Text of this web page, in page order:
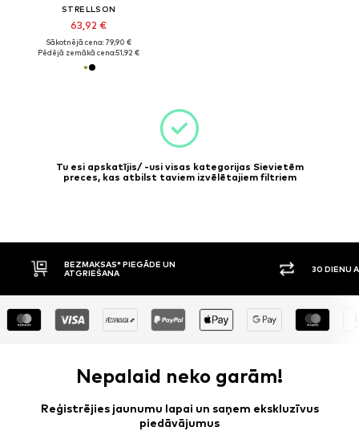
STRELLSON
63,92 €
Sākotnējā cena: 79,90 €
Pēdējā zemākā cena:51,92 €
Tu esi apskatījis/ -usi visas kategorijas Sievietēm
preces, kas atbilst taviem izvēlētajiem filtriem
BEZMAKSAS* PIEGĀDE UN
ATGRIEŠANA
30 DIENU
Nepalaid neko garām!
Reģistrējies jaunumu lapai un saņem ekskluzīvus
piedāvājumus